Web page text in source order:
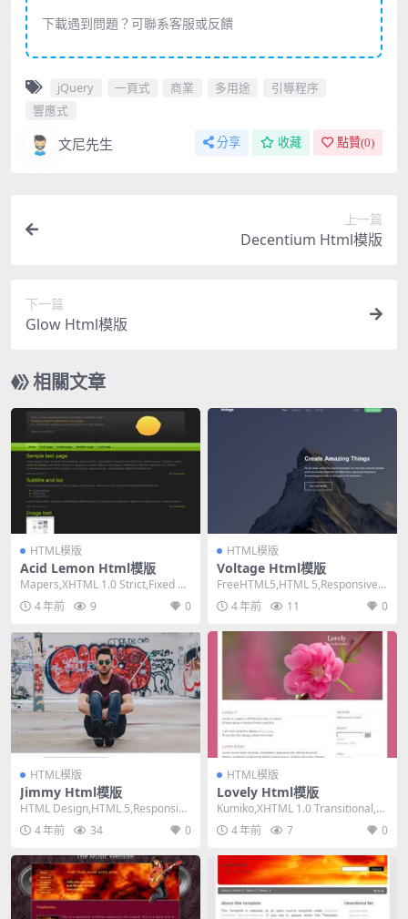
下載遇到問題？可聯系客服或反饋
jQuery 一頁式 商業 多用途
引導程序
響應式
文尼先生 分享 收藏 點贊(0)
上一篇
Decentium Html模版
下一篇
Glow Html模版
相關文章
HTML模版
Acid Lemon Html模版
Mapers,XHTML 1.0 Strict,Fixed Wi
dth, 1 C...
4 年前 9 0
HTML模版
Voltage Html模版
FreeHTML5,HTML 5,Responsive,
Mixed Colum...
4 年前 11 0
HTML模版
Jimmy Html模版
HTML Design,HTML 5,Responsiv
e, 3 Columns...
4 年前 34 0
HTML模版
Lovely Html模版
Kumiko,XHTML 1.0 Transitional,Fi
xed Widt...
4 年前 7 0